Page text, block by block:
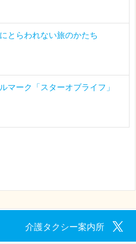
とらわれない旅のかたち
マーク「スターオブライフ」
介護タクシー案内所